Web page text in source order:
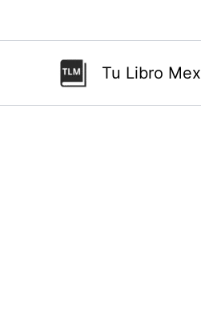
Tu Libro Mex